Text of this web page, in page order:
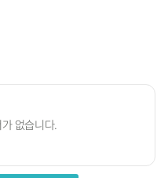
없습니다.